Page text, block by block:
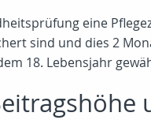
eine
sind und dies 2
18. Lebensjahr